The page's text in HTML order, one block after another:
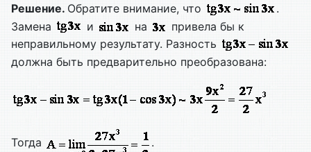
Решение. Обратите внимание, что
.
Замена
и на
привела бы к
неправильному результату. Разность
должна быть предварительно преобразована:
Тогда .